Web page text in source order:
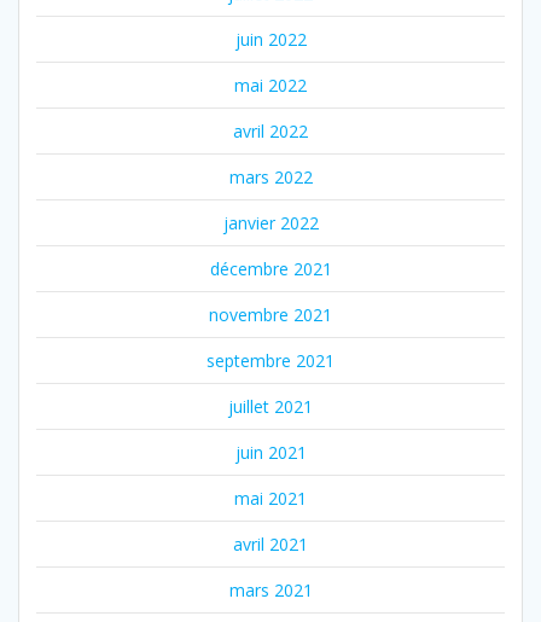
juin 2022
mai 2022
avril 2022
mars 2022
janvier 2022
décembre 2021
novembre 2021
septembre 2021
juillet 2021
juin 2021
mai 2021
avril 2021
mars 2021